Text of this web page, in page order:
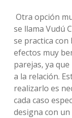
Otra opción
se llama Vudú
se practica
efectos muy
parejas, ya
a la relación.
realizarlo es
cada caso
designa con